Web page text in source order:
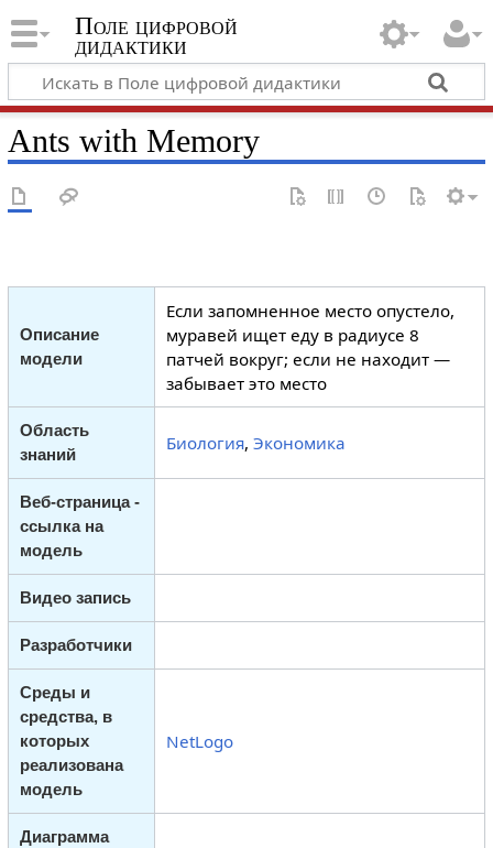
Поле цифровой
дидактики
Ants with Memory
Описание
модели
Если запомненное место опустело,
муравей ищет еду в радиусе 8
патчей вокруг; если не находит —
забывает это место
Область
знаний
Биология, Экономика
Веб-страница -
ссылка на
модель
Видео запись
Разработчики
Среды и
средства, в
которых
реализована
модель
NetLogo
Диаграмма